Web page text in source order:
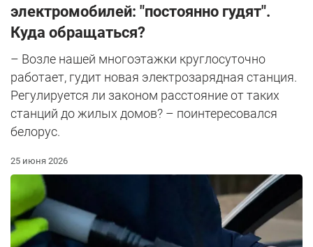
электромобилей: "постоянно гудят".
Куда обращаться?
– Возле нашей многоэтажки круглосуточно
работает, гудит новая электрозарядная станция.
Регулируется ли законом расстояние от таких
станций до жилых домов? – поинтересовался
белорус.
25 июня 2026